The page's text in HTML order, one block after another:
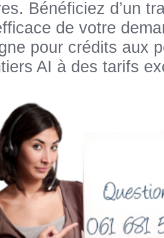
Bénéficiez d’un
de votre
pour crédits aux
AI à des tarifs